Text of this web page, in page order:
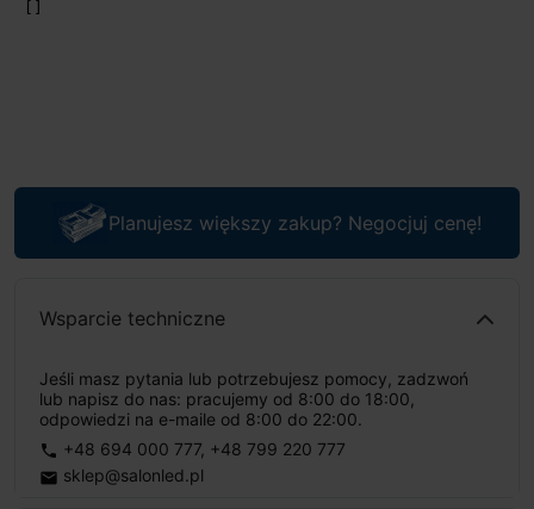
Planujesz większy zakup? Negocjuj cenę!
Wsparcie techniczne
Jeśli masz pytania lub potrzebujesz pomocy, zadzwoń
lub napisz do nas: pracujemy od 8:00 do 18:00,
odpowiedzi na e-maile od 8:00 do 22:00.
phone +48 694 000 777, +48 799 220 777
email sklep@salonled.pl